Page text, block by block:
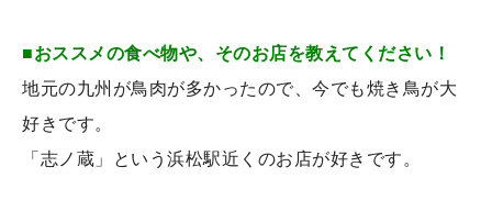
■おススメの食べ物や、そのお店を教えてください！
地元の九州が鳥肉が多かったので、今でも焼き鳥が大
好きです。
「志ノ蔵」という浜松駅近くのお店が好きです。